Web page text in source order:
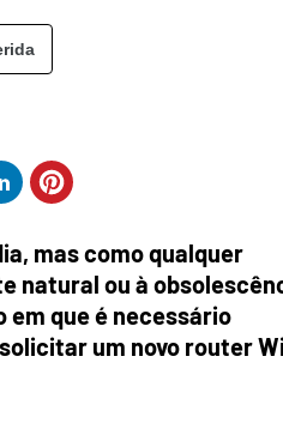
mas como qualquer
natural ou à
em que é necessário
um novo router